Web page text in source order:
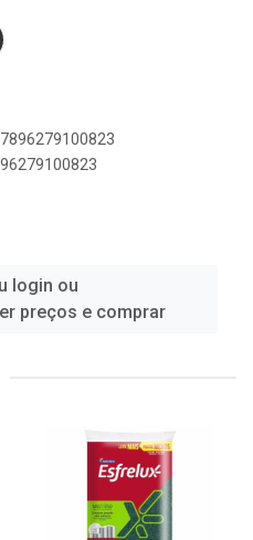
login ou
preços e comprar